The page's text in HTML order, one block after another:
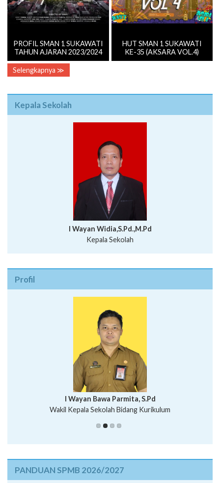
PROFIL SMAN 1 SUKAWATI
TAHUN AJARAN 2023/2024
HUT SMAN 1 SUKAWATI
KE-35 (AKSARA VOL.4)
Selengkapnya ≫
Kepala Sekolah
I Wayan Widia,S.Pd.,M.Pd
Kepala Sekolah
Profil
Putu Suhartana, S.Pd.
I Wayan Bawa Parmita, S.Pd
Wakil Kepala Sekolah Bidang Kurikulum
I Wayan Gede Aditya Pratita, S.Pd., M.Sn
Ni Wayan Nopi Sutantri, S.Pd.
PANDUAN SPMB 2026/2027